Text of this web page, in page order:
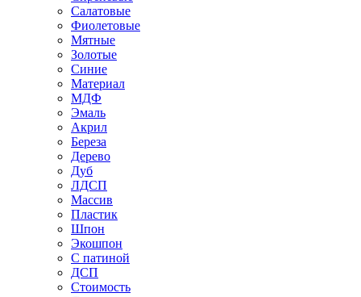
Салатовые
Фиолетовые
Мятные
Золотые
Синие
Материал
МДФ
Эмаль
Акрил
Береза
Дерево
Дуб
ЛДСП
Массив
Пластик
Шпон
Экошпон
С патиной
ДСП
Стоимость